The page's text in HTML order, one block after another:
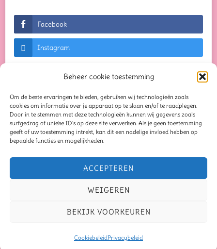
Beheer cookie toestemming
Om de beste ervaringen te bieden, gebruiken wij technologieën zoals
cookies om informatie over je apparaat op te slaan en/of te raadplegen.
Door in te stemmen met deze technologieën kunnen wij gegevens zoals
surfgedrag of unieke ID's op deze site verwerken. Als je geen toestemming
geeft of uw toestemming intrekt, kan dit een nadelige invloed hebben op
bepaalde functies en mogelijkheden.
ACCEPTEREN
WEIGEREN
BEKIJK VOORKEUREN
CookiebeleidPrivacybeleid
Facebook
Instagram
© Auteursrechten 2026Creaties waar je blij van
wordt.... Alle rechten voorbehouden. Chic Lite |
Ontwikkeld doorRara Themes. Mogelijk
Seizoensliefde
Mindful Moments Bundel
Oorbellen
Schrijven
Privacybeleid Disclaimer